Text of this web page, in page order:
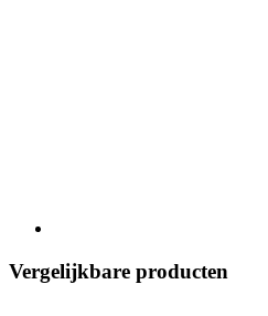
Vergelijkbare producten